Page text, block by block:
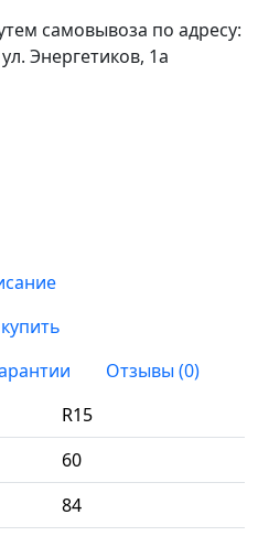
самовывоза по адресу:
Энергетиков, 1а
Отзывы (0)
R15
60
84